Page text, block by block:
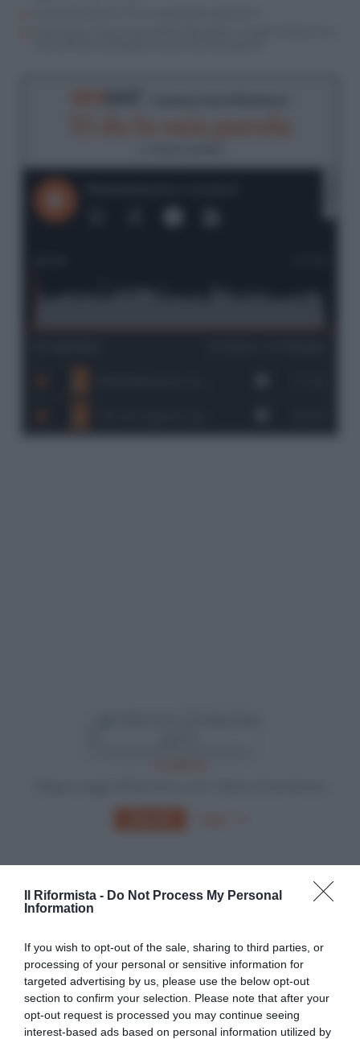
Il Riformista - Do Not Process My Personal
Information
If you wish to opt-out of the sale, sharing to third parties, or
processing of your personal or sensitive information for
targeted advertising by us, please use the below opt-out
section to confirm your selection. Please note that after your
opt-out request is processed you may continue seeing
interest-based ads based on personal information utilized by